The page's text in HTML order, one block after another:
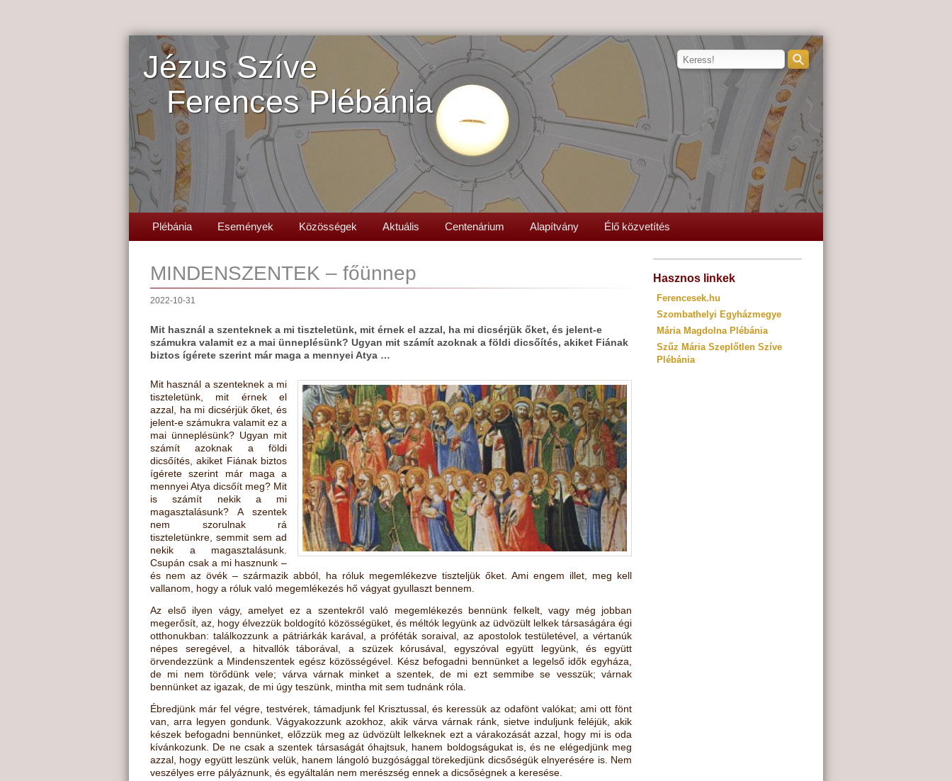
Jézus Szíve
Ferences Plébánia
Plébánia Események Közösségek Aktuális Centenárium Alapítvány Élő közvetítés
MINDENSZENTEK – főünnep
2022-10-31
Mit használ a szenteknek a mi tiszteletünk, mit érnek el azzal, ha mi dicsérjük őket, és jelent-e
számukra valamit ez a mai ünneplésünk? Ugyan mit számít azoknak a földi dicsőítés, akiket Fiának
biztos ígérete szerint már maga a mennyei Atya …
Mit használ a szenteknek a mi
tiszteletünk, mit érnek el
azzal, ha mi dicsérjük őket, és
jelent-e számukra valamit ez a
mai ünneplésünk? Ugyan mit
számít azoknak a földi
dicsőítés, akiket Fiának biztos
ígérete szerint már maga a
mennyei Atya dicsőít meg? Mit
is számít nekik a mi
magasztalásunk? A szentek
nem szorulnak rá
tiszteletünkre, semmit sem ad
nekik a magasztalásunk.
Csupán csak a mi hasznunk –
és nem az övék – származik abból, ha róluk megemlékezve tiszteljük őket. Ami engem illet, meg kell
vallanom, hogy a róluk való megemlékezés hő vágyat gyullaszt bennem.
Az első ilyen vágy, amelyet ez a szentekről való megemlékezés bennünk felkelt, vagy még jobban
megerősít, az, hogy élvezzük boldogító közösségüket, és méltók legyünk az üdvözült lelkek társaságára égi
otthonukban: találkozzunk a pátriárkák karával, a próféták soraival, az apostolok testületével, a vértanúk
népes seregével, a hitvallók táborával, a szüzek kórusával, egyszóval együtt legyünk, és együtt
örvendezzünk a Mindenszentek egész közösségével. Kész befogadni bennünket a legelső idők egyháza,
de mi nem törődünk vele; várva várnak minket a szentek, de mi ezt semmibe se vesszük; várnak
bennünket az igazak, de mi úgy teszünk, mintha mit sem tudnánk róla.
Ébredjünk már fel végre, testvérek, támadjunk fel Krisztussal, és keressük az odafönt valókat; ami ott fönt
van, arra legyen gondunk. Vágyakozzunk azokhoz, akik várva várnak ránk, sietve induljunk feléjük, akik
készek befogadni bennünket, előzzük meg az üdvözült lelkeknek ezt a várakozását azzal, hogy mi is oda
kívánkozunk. De ne csak a szentek társaságát óhajtsuk, hanem boldogságukat is, és ne elégedjünk meg
azzal, hogy együtt leszünk velük, hanem lángoló buzgósággal törekedjünk dicsőségük elnyerésére is. Nem
veszélyes erre pályáznunk, és egyáltalán nem merészség ennek a dicsőségnek a keresése.
Hasznos linkek
Ferencesek.hu
Szombathelyi Egyházmegye
Mária Magdolna Plébánia
Szűz Mária Szeplőtlen Szíve
Plébánia